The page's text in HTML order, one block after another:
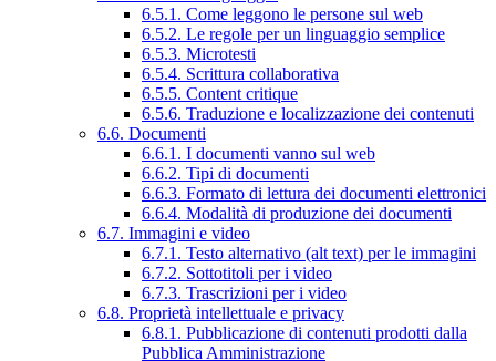
6.5.1. Come leggono le persone sul web
6.5.2. Le regole per un linguaggio semplice
6.5.3. Microtesti
6.5.4. Scrittura collaborativa
6.5.5. Content critique
6.5.6. Traduzione e localizzazione dei contenuti
6.6. Documenti
6.6.1. I documenti vanno sul web
6.6.2. Tipi di documenti
6.6.3. Formato di lettura dei documenti elettronici
6.6.4. Modalità di produzione dei documenti
6.7. Immagini e video
6.7.1. Testo alternativo (alt text) per le immagini
6.7.2. Sottotitoli per i video
6.7.3. Trascrizioni per i video
6.8. Proprietà intellettuale e privacy
6.8.1. Pubblicazione di contenuti prodotti dalla
Pubblica Amministrazione